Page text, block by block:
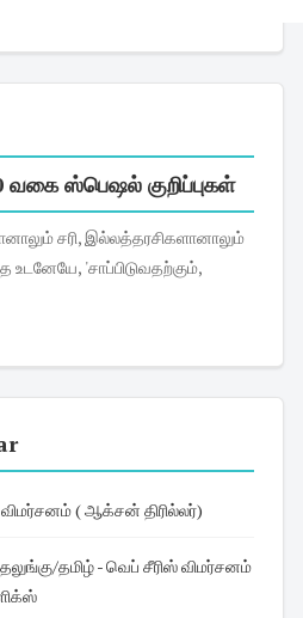
ஸ்பெஷல் குறிப்புகள்
விமர்சனம் ( ஆக்சன் திரில்லர்)
- வெப் சீரிஸ் விமர்சனம்